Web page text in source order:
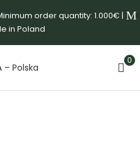
order quantity: 1.000€ |
in Poland
0